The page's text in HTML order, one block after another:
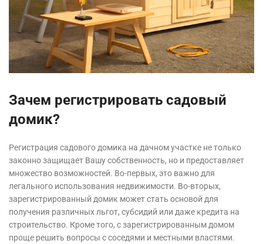
Зачем регистрировать садовый
домик?
Регистрация садового домика на дачном участке не только
законно защищает Вашу собственность, но и предоставляет
множество возможностей. Во-первых, это важно для
легального использования недвижимости. Во-вторых,
зарегистрированный домик может стать основой для
получения различных льгот, субсидий или даже кредита на
строительство. Кроме того, с зарегистрированным домом
проще решить вопросы с соседями и местными властями.